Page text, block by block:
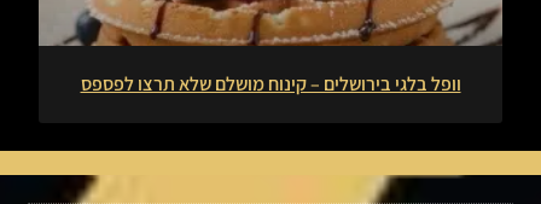
וופל בלגי בירושלים – קינוח מושלם שלא תרצו לפספס